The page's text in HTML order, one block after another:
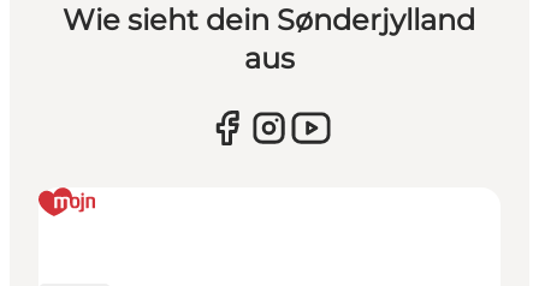
Wie sieht dein Sønderjylland
aus